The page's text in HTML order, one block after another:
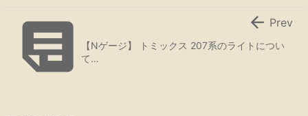
 【Nゲージ】 トミックス 207系のライトについ
て…
 Prev